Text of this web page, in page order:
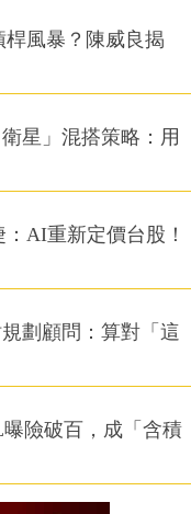
風暴？陳威良揭
星」混搭策略：用
AI重新定價台股！
劃顧問：算對「這
險破百，成「含積